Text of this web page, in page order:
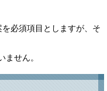
必須項目としますが、そ
せん。